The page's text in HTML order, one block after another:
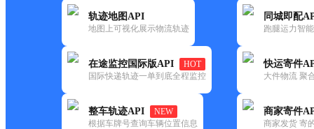
轨迹地图API
地图上可视化展示物流轨迹
在途监控国际版API
HOT
国际快递轨迹一单到底全程监控
整车轨迹API
NEW
根据车牌号查询车辆位置信息
同城即配
跑腿运力智
快运寄件
大件物流 聚
商家寄件
商家发货 寄
邮政
阿坝县德格邮政所
更新时间：2021-12-03 00:00:00